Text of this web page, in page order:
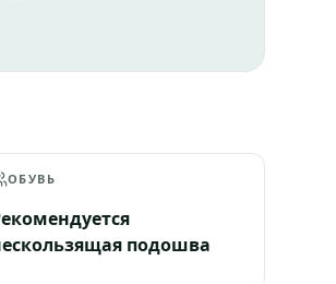
ОБУВЬ
подошва